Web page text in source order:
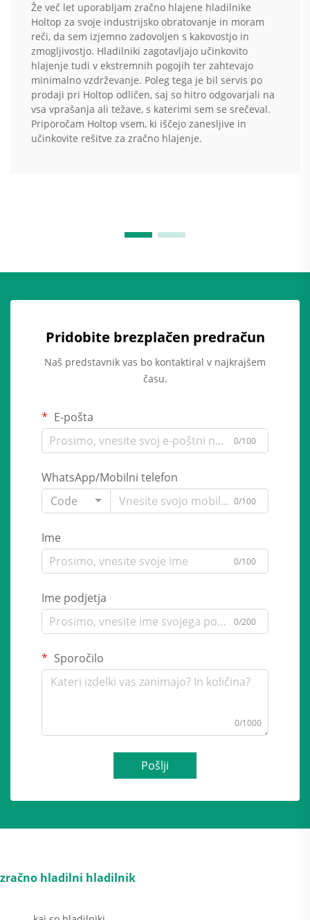
Že več let uporabljam zračno hlajene hladilnike
Holtop za svoje industrijsko obratovanje in moram
reči, da sem izjemno zadovoljen s kakovostjo in
zmogljivostjo. Hladilniki zagotavljajo učinkovito
hlajenje tudi v ekstremnih pogojih ter zahtevajo
minimalno vzdrževanje. Poleg tega je bil servis po
prodaji pri Holtop odličen, saj so hitro odgovarjali na
vsa vprašanja ali težave, s katerimi sem se srečeval.
Priporočam Holtop vsem, ki iščejo zanesljive in
učinkovite rešitve za zračno hlajenje.
Pridobite brezplačen predračun
Naš predstavnik vas bo kontaktiral v najkrajšem
času.
E-pošta
0/100
WhatsApp/Mobilni telefon
Code
0/100
Ime
0/100
Ime podjetja
0/200
Sporočilo
0/1000
Pošlji
zračno hladilni hladilnik